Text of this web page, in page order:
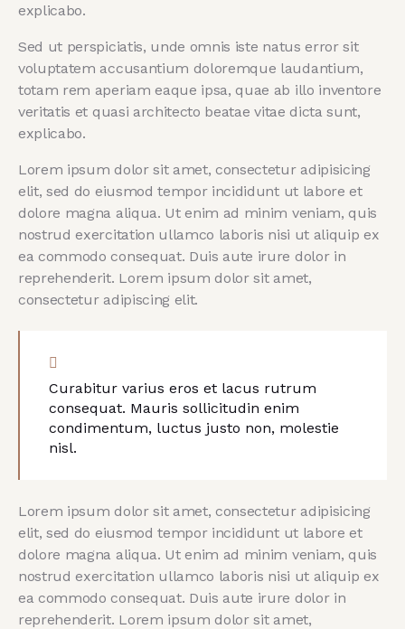
explicabo.
Sed ut perspiciatis, unde omnis iste natus error sit
voluptatem accusantium doloremque laudantium,
totam rem aperiam eaque ipsa, quae ab illo inventore
veritatis et quasi architecto beatae vitae dicta sunt,
explicabo.
Lorem ipsum dolor sit amet, consectetur adipisicing
elit, sed do eiusmod tempor incididunt ut labore et
dolore magna aliqua. Ut enim ad minim veniam, quis
nostrud exercitation ullamco laboris nisi ut aliquip ex
ea commodo consequat. Duis aute irure dolor in
reprehenderit. Lorem ipsum dolor sit amet,
consectetur adipiscing elit.
Curabitur varius eros et lacus rutrum
consequat. Mauris sollicitudin enim
condimentum, luctus justo non, molestie
nisl.
Lorem ipsum dolor sit amet, consectetur adipisicing
elit, sed do eiusmod tempor incididunt ut labore et
dolore magna aliqua. Ut enim ad minim veniam, quis
nostrud exercitation ullamco laboris nisi ut aliquip ex
ea commodo consequat. Duis aute irure dolor in
reprehenderit. Lorem ipsum dolor sit amet,